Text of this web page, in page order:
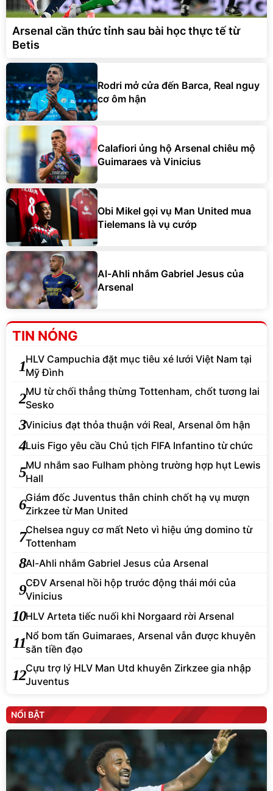
Arsenal cần thức tỉnh sau bài học thực tế từ
Betis
Rodri mở cửa đến Barca, Real nguy
cơ ôm hận
Calafiori ủng hộ Arsenal chiêu mộ
Guimaraes và Vinicius
Obi Mikel gọi vụ Man United mua
Tielemans là vụ cướp
Al-Ahli nhắm Gabriel Jesus của
Arsenal
TIN NÓNG
1HLV Campuchia đặt mục tiêu xé lưới Việt Nam tại
Mỹ Đình
2MU từ chối thẳng thừng Tottenham, chốt tương lai
Sesko
3Vinicius đạt thỏa thuận với Real, Arsenal ôm hận
4Luis Figo yêu cầu Chủ tịch FIFA Infantino từ chức
5MU nhắm sao Fulham phòng trường hợp hụt Lewis
Hall
6Giám đốc Juventus thân chinh chốt hạ vụ mượn
Zirkzee từ Man United
7Chelsea nguy cơ mất Neto vì hiệu ứng domino từ
Tottenham
8Al-Ahli nhắm Gabriel Jesus của Arsenal
9CĐV Arsenal hồi hộp trước động thái mới của
Vinicius
10HLV Arteta tiếc nuối khi Norgaard rời Arsenal
11Nổ bom tấn Guimaraes, Arsenal vẫn được khuyên
săn tiền đạo
12Cựu trợ lý HLV Man Utd khuyên Zirkzee gia nhập
Juventus
NỔI BẬT